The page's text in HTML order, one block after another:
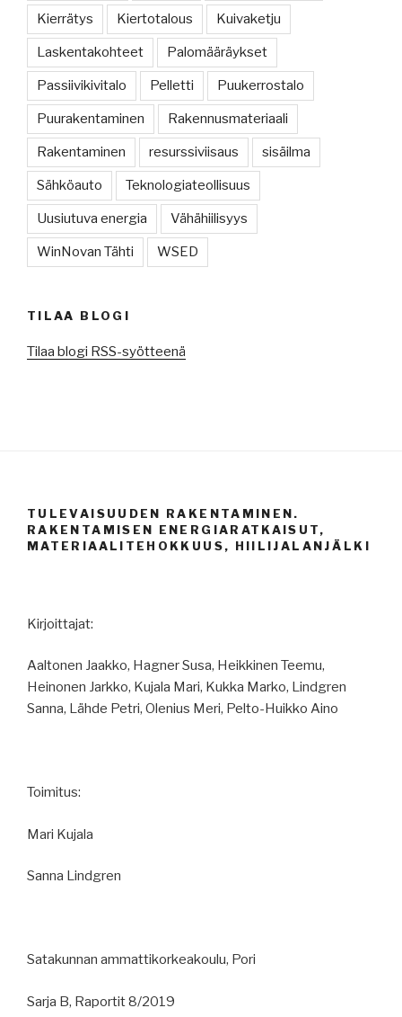
Kierrätys Kiertotalous Kuivaketju
Laskentakohteet Palomääräykset
Passiivikivitalo Pelletti Puukerrostalo
Puurakentaminen Rakennusmateriaali
Rakentaminen resurssiviisaus sisäilma
Sähköauto Teknologiateollisuus
Uusiutuva energia Vähähiilisyys
WinNovan Tähti WSED
TILAA BLOGI
Tilaa blogi RSS-syötteenä
TULEVAISUUDEN RAKENTAMINEN.
RAKENTAMISEN ENERGIARATKAISUT,
MATERIAALITEHOKKUUS, HIILIJALANJÄLKI
Kirjoittajat:
Aaltonen Jaakko, Hagner Susa, Heikkinen Teemu,
Heinonen Jarkko, Kujala Mari, Kukka Marko, Lindgren
Sanna, Lähde Petri, Olenius Meri, Pelto-Huikko Aino
Toimitus:
Mari Kujala
Sanna Lindgren
Satakunnan ammattikorkeakoulu, Pori
Sarja B, Raportit 8/2019